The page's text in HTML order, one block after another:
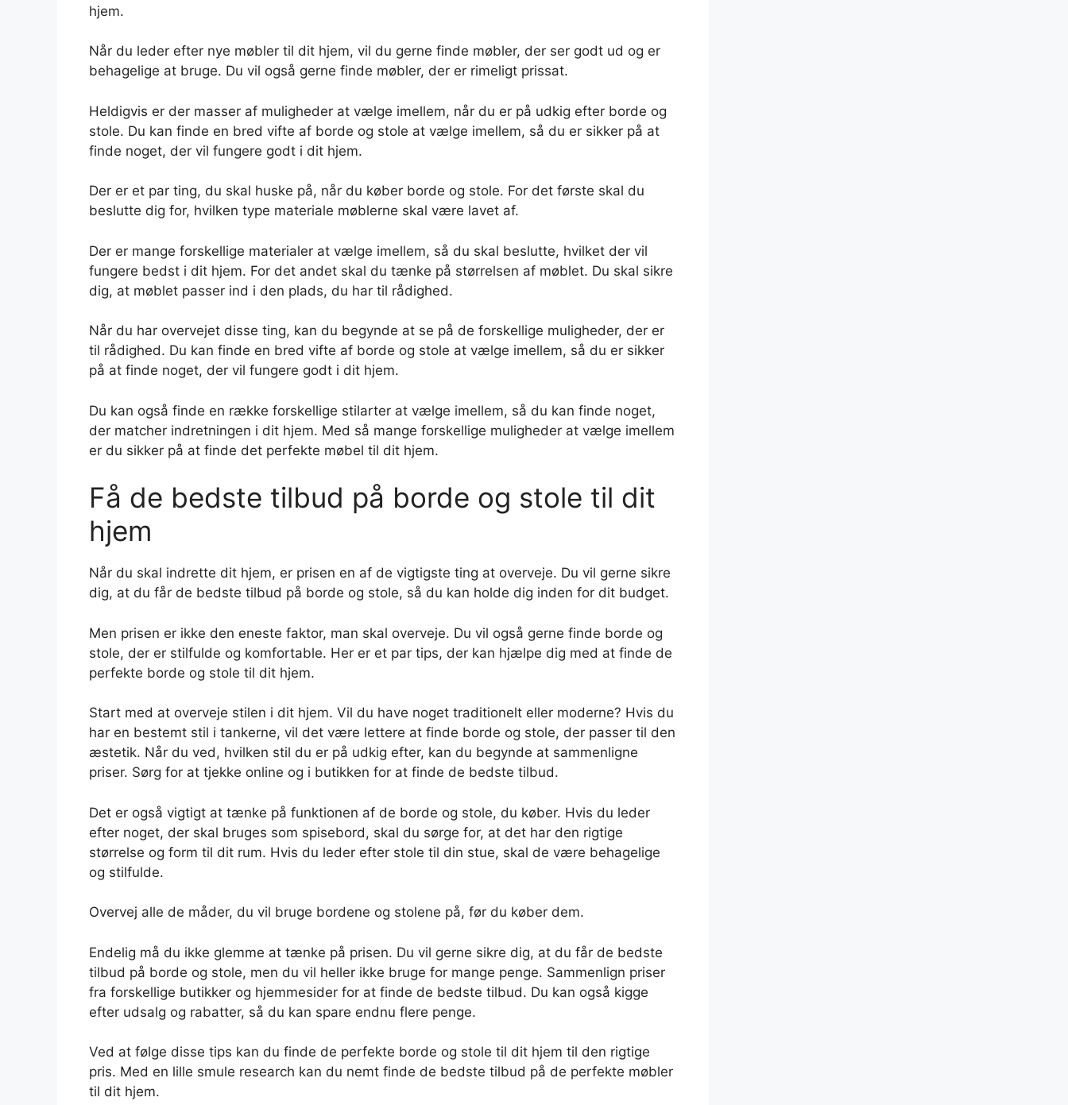
hjem.
Når du leder efter nye møbler til dit hjem, vil du gerne finde møbler, der ser godt ud og er
behagelige at bruge. Du vil også gerne finde møbler, der er rimeligt prissat.
Heldigvis er der masser af muligheder at vælge imellem, når du er på udkig efter borde og
stole. Du kan finde en bred vifte af borde og stole at vælge imellem, så du er sikker på at
finde noget, der vil fungere godt i dit hjem.
Der er et par ting, du skal huske på, når du køber borde og stole. For det første skal du
beslutte dig for, hvilken type materiale møblerne skal være lavet af.
Der er mange forskellige materialer at vælge imellem, så du skal beslutte, hvilket der vil
fungere bedst i dit hjem. For det andet skal du tænke på størrelsen af møblet. Du skal sikre
dig, at møblet passer ind i den plads, du har til rådighed.
Når du har overvejet disse ting, kan du begynde at se på de forskellige muligheder, der er
til rådighed. Du kan finde en bred vifte af borde og stole at vælge imellem, så du er sikker
på at finde noget, der vil fungere godt i dit hjem.
Du kan også finde en række forskellige stilarter at vælge imellem, så du kan finde noget,
der matcher indretningen i dit hjem. Med så mange forskellige muligheder at vælge imellem
er du sikker på at finde det perfekte møbel til dit hjem.
Få de bedste tilbud på borde og stole til dit
hjem
Når du skal indrette dit hjem, er prisen en af de vigtigste ting at overveje. Du vil gerne sikre
dig, at du får de bedste tilbud på borde og stole, så du kan holde dig inden for dit budget.
Men prisen er ikke den eneste faktor, man skal overveje. Du vil også gerne finde borde og
stole, der er stilfulde og komfortable. Her er et par tips, der kan hjælpe dig med at finde de
perfekte borde og stole til dit hjem.
Start med at overveje stilen i dit hjem. Vil du have noget traditionelt eller moderne? Hvis du
har en bestemt stil i tankerne, vil det være lettere at finde borde og stole, der passer til den
æstetik. Når du ved, hvilken stil du er på udkig efter, kan du begynde at sammenligne
priser. Sørg for at tjekke online og i butikken for at finde de bedste tilbud.
Det er også vigtigt at tænke på funktionen af de borde og stole, du køber. Hvis du leder
efter noget, der skal bruges som spisebord, skal du sørge for, at det har den rigtige
størrelse og form til dit rum. Hvis du leder efter stole til din stue, skal de være behagelige
og stilfulde.
Overvej alle de måder, du vil bruge bordene og stolene på, før du køber dem.
Endelig må du ikke glemme at tænke på prisen. Du vil gerne sikre dig, at du får de bedste
tilbud på borde og stole, men du vil heller ikke bruge for mange penge. Sammenlign priser
fra forskellige butikker og hjemmesider for at finde de bedste tilbud. Du kan også kigge
efter udsalg og rabatter, så du kan spare endnu flere penge.
Ved at følge disse tips kan du finde de perfekte borde og stole til dit hjem til den rigtige
pris. Med en lille smule research kan du nemt finde de bedste tilbud på de perfekte møbler
til dit hjem.